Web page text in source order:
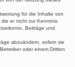
für die Inhalte von
er nicht zur Kenntnis
Beiträge und
abzuändern, sofern sie
oder einem Dritten